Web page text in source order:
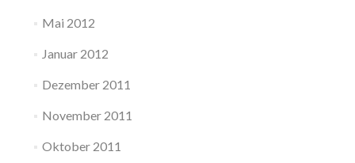
Mai 2012
Januar 2012
Dezember 2011
November 2011
Oktober 2011